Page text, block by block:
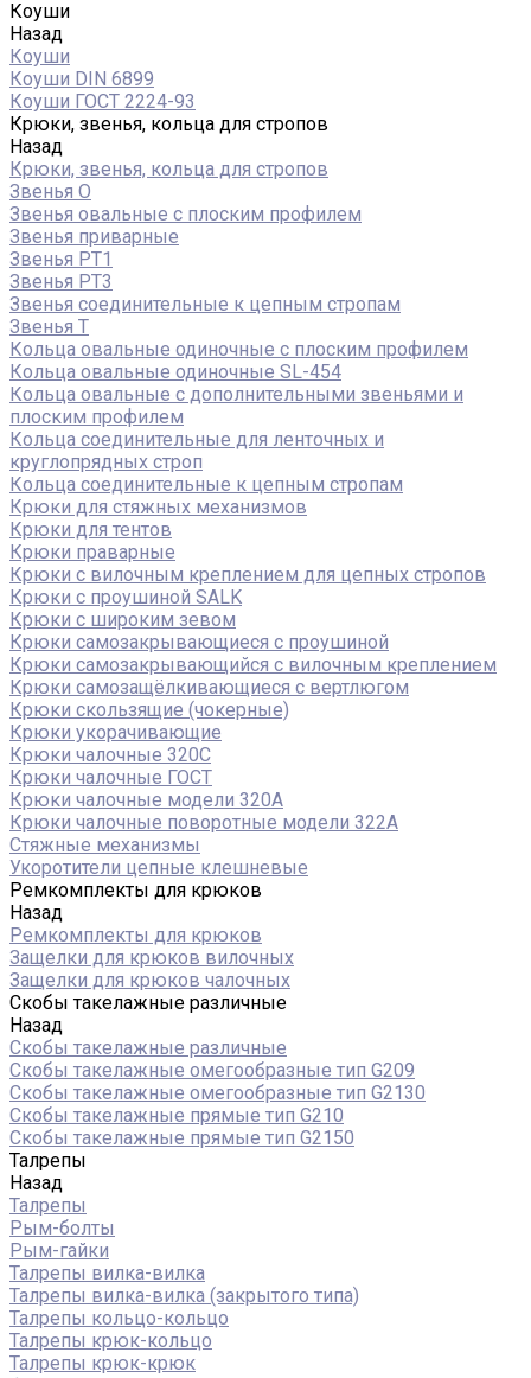
Коуши
Назад
Коуши
Коуши DIN 6899
Коуши ГОСТ 2224-93
Крюки, звенья, кольца для стропов
Назад
Крюки, звенья, кольца для стропов
Звенья О
Звенья овальные с плоским профилем
Звенья приварные
Звенья РТ1
Звенья РТ3
Звенья соединительные к цепным стропам
Звенья Т
Кольца овальные одиночные c плоским профилем
Кольца овальные одиночные SL-454
Кольца овальные с дополнительными звеньями и
плоским профилем
Кольца соединительные для ленточных и
круглопрядных строп
Кольца соединительные к цепным стропам
Крюки для стяжных механизмов
Крюки для тентов
Крюки праварные
Крюки с вилочным креплением для цепных стропов
Крюки с проушиной SALK
Крюки с широким зевом
Крюки самозакрывающиеся с проушиной
Крюки самозакрывающийся с вилочным креплением
Крюки самозащёлкивающиеся с вертлюгом
Крюки скользящие (чокерные)
Крюки укорачивающие
Крюки чалочные 320C
Крюки чалочные ГОСТ
Крюки чалочные модели 320А
Крюки чалочные поворотные модели 322А
Стяжные механизмы
Укоротители цепные клешневые
Ремкомплекты для крюков
Назад
Ремкомплекты для крюков
Защелки для крюков вилочных
Защелки для крюков чалочных
Скобы такелажные различные
Назад
Скобы такелажные различные
Скобы такелажные омегообразные тип G209
Скобы такелажные омегообразные тип G2130
Скобы такелажные прямые тип G210
Скобы такелажные прямые тип G2150
Талрепы
Назад
Талрепы
Рым-болты
Рым-гайки
Талрепы вилка-вилка
Талрепы вилка-вилка (закрытого типа)
Талрепы кольцо-кольцо
Талрепы крюк-кольцо
Талрепы крюк-крюк